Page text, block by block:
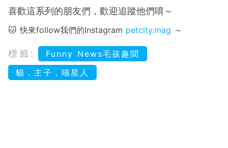
喜歡這系列的朋友們，歡迎追蹤他們唷～
🐱 快來follow我們的Instagram petcity.mag ～
標籤:
Funny News毛孩趣聞
貓，主子，喵星人